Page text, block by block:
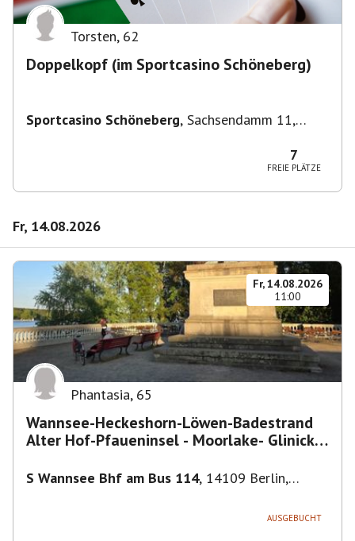
Torsten, 62
Doppelkopf (im Sportcasino Schöneberg)
Sportcasino Schöneberg, Sachsendamm 11,
7
FREIE PLÄTZE
Fr, 14.08.2026
Fr, 14.08.2026
11:00
Phantasia, 65
Wannsee-Heckeshorn-Löwen-Badestrand
Alter Hof-Pfaueninsel - Moorlake- Glinicker
S Wannsee Bhf am Bus 114, 14109 Berlin,
AUSGEBUCHT